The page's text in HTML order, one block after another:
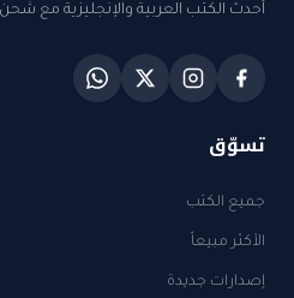
أحدث الكتب العربية والإنجليزية مع
تسوّق
جميع الكتب
الأكثر مبيعاً
إصدارات جديدة